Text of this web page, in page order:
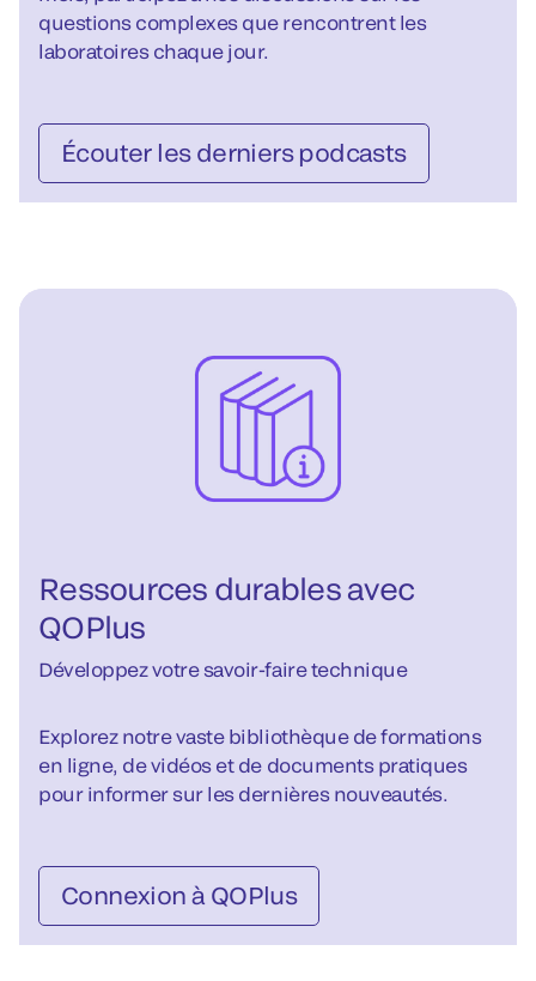
questions complexes que rencontrent les
laboratoires chaque jour.
Écouter les derniers podcasts
Ressources durables avec
QOPlus
Développez votre savoir-faire technique
Explorez notre vaste bibliothèque de formations
en ligne, de vidéos et de documents pratiques
pour informer sur les dernières nouveautés.
Connexion à QOPlus